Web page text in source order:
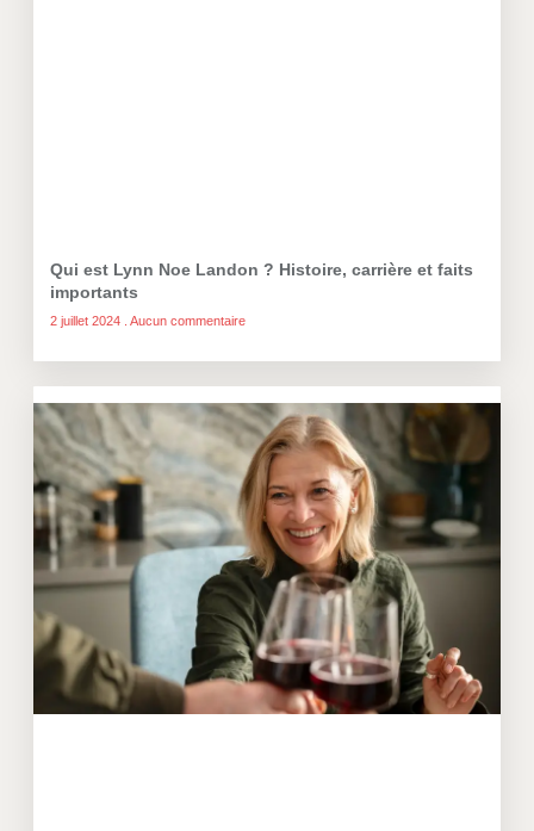
Qui est Lynn Noe Landon ? Histoire, carrière et faits
importants
2 juillet 2024 Aucun commentaire